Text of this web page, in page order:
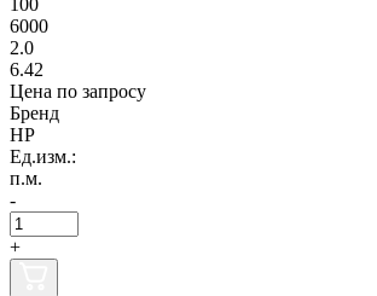
6000
2.0
6.42
Цена по запросу
Бренд
НР
Ед.изм.:
п.м.
-
+